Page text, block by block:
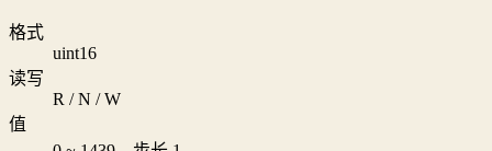
格式
uint16
读写
R / N / W
值